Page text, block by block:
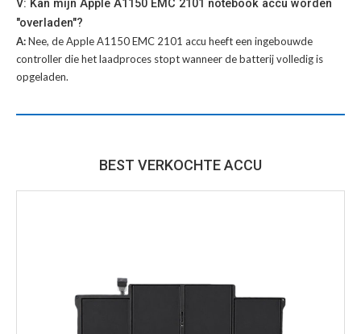
V: Kan mijn Apple A1150 EMC 2101 notebook accu worden
"overladen"?
A:Nee, de Apple A1150 EMC 2101 accu heeft een ingebouwde
controller die het laadproces stopt wanneer de batterij volledig is
opgeladen.
BEST VERKOCHTE ACCU